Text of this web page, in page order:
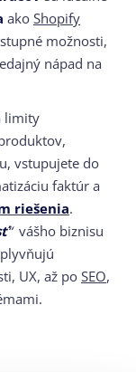
ako Shopify
možnosti,
nápad na
limity
vstupujete do
faktúr a
riešenia.
“ vášho biznisu
UX, až po SEO,